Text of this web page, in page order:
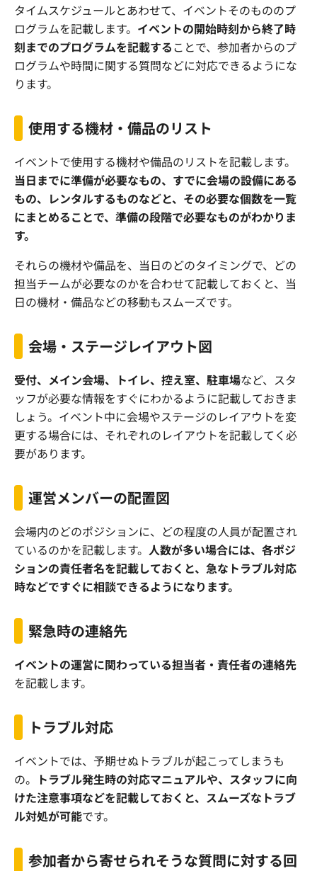
タイムスケジュールとあわせて、イベントそのもののプ
ログラムを記載します。 イベントの開始時刻から終了時
刻までのプログラムを記載することで、参加者からのプ
ログラムや時間に関する質問などに対応できるようにな
ります。
使用する機材・備品のリスト
イベントで使用する機材や備品のリストを記載します。
当日までに準備が必要なもの、すでに会場の設備にある
もの、レンタルするものなどと、その必要な個数を一覧
にまとめることで、準備の段階で必要なものがわかりま
す。
それらの機材や備品を、当日のどのタイミングで、どの
担当チームが必要なのかを合わせて記載しておくと、当
日の機材・備品などの移動もスムーズです。
会場・ステージレイアウト図
受付、メイン会場、トイレ、控え室、駐車場など、スタ
ッフが必要な情報をすぐにわかるように記載しておきま
しょう。イベント中に会場やステージのレイアウトを変
更する場合には、それぞれのレイアウトを記載してく必
要があります。
運営メンバーの配置図
会場内のどのポジションに、どの程度の人員が配置され
ているのかを記載します。 人数が多い場合には、各ポジ
ションの責任者名を記載しておくと、急なトラブル対応
時などですぐに相談できるようになります。
緊急時の連絡先
イベントの運営に関わっている担当者・責任者の連絡先
を記載します。
トラブル対応
イベントでは、予期せぬトラブルが起こってしまうも
の。
トラブル発生時の対応マニュアルや、スタッフに向
けた注意事項などを記載しておくと、スムーズなトラブ
ル対処が可能です。
参加者から寄せられそうな質問に対する回